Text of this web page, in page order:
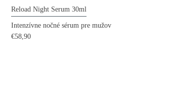
Reload Night Serum 30ml
Intenzívne nočné sérum pre mužov
€58,90